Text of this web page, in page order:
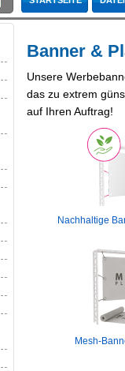
Banner &
Unsere
das zu extrem
auf Ihren Auftrag!
Nachhaltige
Mesh-